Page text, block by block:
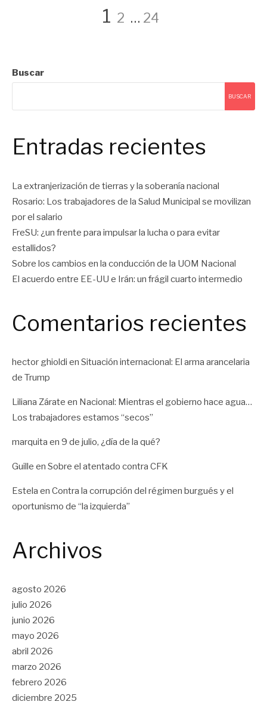
Navegación
de
Página
1 Página
2 … Página
24
Buscar
BUSCAR
Entradas recientes
La extranjerización de tierras y la soberanía nacional
Rosario: Los trabajadores de la Salud Municipal se movilizan
por el salario
FreSU: ¿un frente para impulsar la lucha o para evitar
estallidos?
Sobre los cambios en la conducción de la UOM Nacional
El acuerdo entre EE-UU e Irán: un frágil cuarto intermedio
Comentarios recientes
hector ghioldi en Situación internacional: El arma arancelaria
de Trump
Liliana Zárate en Nacional: Mientras el gobierno hace agua…
Los trabajadores estamos “secos”
marquita en 9 de julio, ¿día de la qué?
Guille en Sobre el atentado contra CFK
Estela en Contra la corrupción del régimen burgués y el
oportunismo de “la izquierda”
Archivos
agosto 2026
julio 2026
junio 2026
mayo 2026
abril 2026
marzo 2026
febrero 2026
diciembre 2025